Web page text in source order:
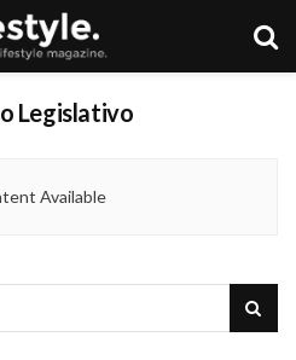
Legislativo
Available